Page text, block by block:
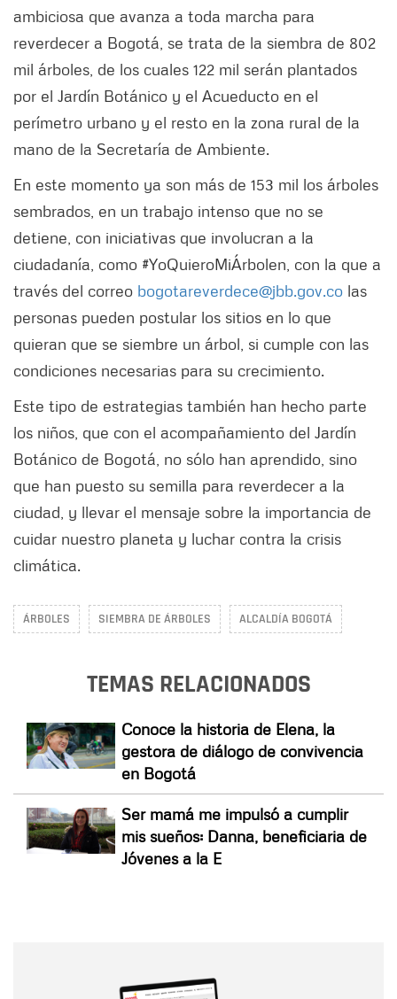
ambiciosa que avanza a toda marcha para
reverdecer a Bogotá, se trata de la siembra de 802
mil árboles, de los cuales 122 mil serán plantados
por el Jardín Botánico y el Acueducto en el
perímetro urbano y el resto en la zona rural de la
mano de la Secretaría de Ambiente.
En este momento ya son más de 153 mil los árboles
sembrados, en un trabajo intenso que no se
detiene, con iniciativas que involucran a la
ciudadanía, como #YoQuieroMiÁrbolen, con la que a
través del correo bogotareverdece@jbb.gov.co las
personas pueden postular los sitios en lo que
quieran que se siembre un árbol, si cumple con las
condiciones necesarias para su crecimiento.
Este tipo de estrategias también han hecho parte
los niños, que con el acompañamiento del Jardín
Botánico de Bogotá, no sólo han aprendido, sino
que han puesto su semilla para reverdecer a la
ciudad, y llevar el mensaje sobre la importancia de
cuidar nuestro planeta y luchar contra la crisis
climática.
ÁRBOLES SIEMBRA DE ÁRBOLES ALCALDÍA BOGOTÁ
TEMAS RELACIONADOS
Conoce la historia de Elena, la
gestora de diálogo de convivencia
en Bogotá
Ser mamá me impulsó a cumplir
mis sueños: Danna, beneficiaria de
Jóvenes a la E